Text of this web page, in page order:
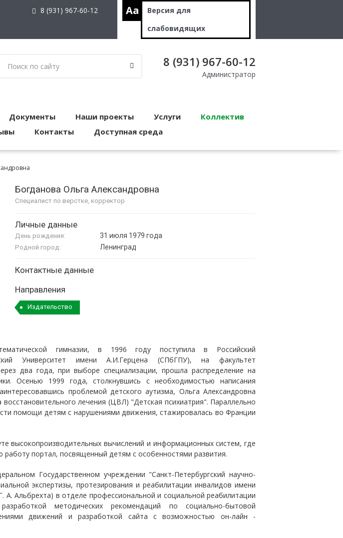
8 (931) 967-60-12 Aa
Версия для
слабовидящих
8 (931) 967-60-12
Администратор
Документы Наши проекты Услуги
Коллектив
Контакты Доступная среда
Богданова Ольга Александровна
Cпециалист по верстке, корректор
Личные данные
День рождения: 31 июля 1979 года
Родной город: Ленинград
Контактные данные
Направления
Издательство
гимназии, в 1996 году поступила в Российский
Университет имени А.И.Герцена (СПбГПУ), на факультет
два года, при выборе специализации, прошла распределение на
Осенью 1999 года, столкнувшись с необходимостью написания
проблемой детского аутизма, Ольга Александровна
лечения (ЦВЛ) "Детская психиатрия". Параллельно
помощи детям с нарушениями движения, стажировалась во Франции
высокопроизводительных вычислений и информационных систем, где
работу портал, посвященный детям с особенностями развития.
Государственном учреждении "Санкт-Петербургский научно-
экспертизы, протезирования и реабилитации инвалидов имени
Альбрехта) в отделе профессиональной и социальной реабилитации
методических рекомендаций по социально-бытовой
движений и разработкой сайта с возможностью он-лайн -